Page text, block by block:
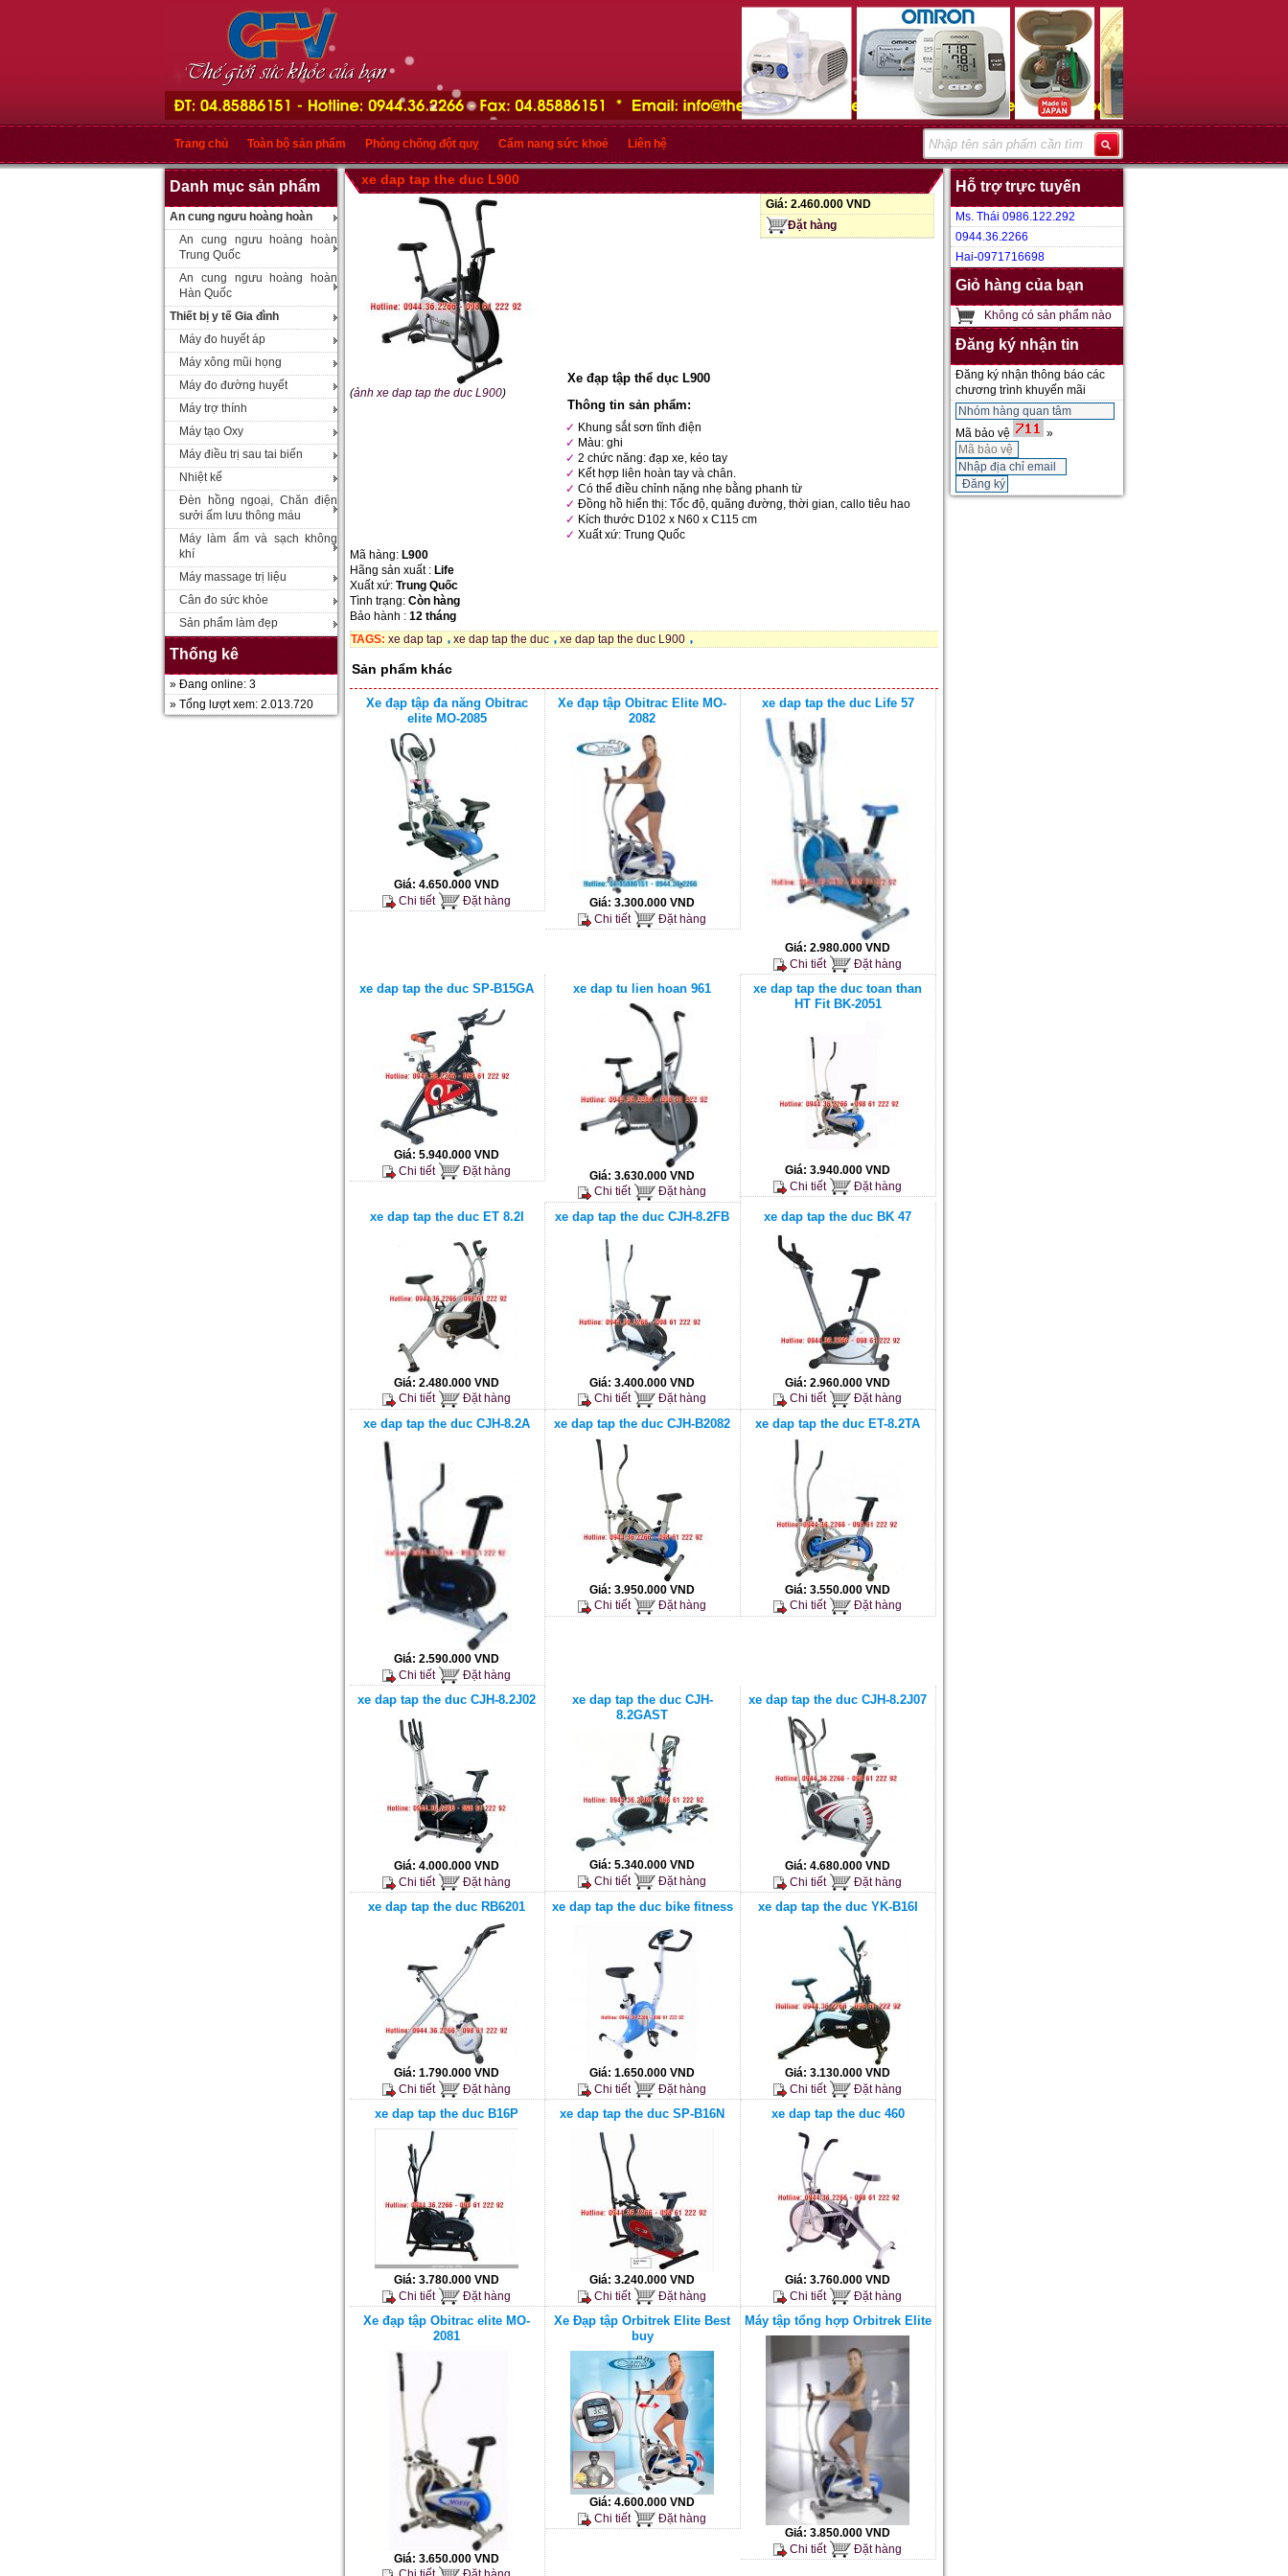
Trang chủ Toàn bộ sản phẩm Phòng chống đột quỵ Cẩm nang sức khoẻ Liên hệ
Danh mục sản phẩm
An cung ngưu hoàng hoàn
An cung ngưu hoàng hoàn
Trung Quốc
An cung ngưu hoàng hoàn
Hàn Quốc
Thiết bị y tế Gia đình
Máy đo huyết áp
Máy xông mũi họng
Máy đo đường huyết
Máy trợ thính
Máy tạo Oxy
Máy điều trị sau tai biến
Nhiệt kế
Đèn hồng ngoại, Chăn điện
sưởi ấm lưu thông máu
Máy làm ẩm và sạch không
khí
Máy massage trị liệu
Cân đo sức khỏe
Sản phẩm làm đẹp
Thống kê
» Đang online: 3
» Tổng lượt xem: 2.013.720
xe dap tap the duc L900
(ảnh xe dap tap the duc L900)
Xe đạp tập thể dục L900
Thông tin sản phẩm:
Khung sắt sơn tĩnh điện
Màu: ghi
2 chức năng: đạp xe, kéo tay
Kết hợp liên hoàn tay và chân.
Có thể điều chỉnh nặng nhẹ bằng phanh từ
Đồng hồ hiển thị: Tốc độ, quãng đường, thời gian, callo tiêu hao
Kích thước D102 x N60 x C115 cm
Xuất xứ: Trung Quốc
Giá: 2.460.000 VND
Đặt hàng
Mã hàng: L900
Hãng sản xuất : Life
Xuất xứ: Trung Quốc
Tình trạng: Còn hàng
Bảo hành : 12 tháng
TAGS: xe dap tap xe dap tap the duc xe dap tap the duc L900
Sản phẩm khác
Xe đạp tập đa năng Obitrac
elite MO-2085
Giá: 4.650.000 VND
Chi tiết
Đặt hàng
Xe đạp tập Obitrac Elite MO-
2082
Giá: 3.300.000 VND
Chi tiết
Đặt hàng
xe dap tap the duc Life 57
Giá: 2.980.000 VND
Chi tiết
Đặt hàng
xe dap tap the duc SP-B15GA
Giá: 5.940.000 VND
Chi tiết
Đặt hàng
xe dap tu lien hoan 961
Giá: 3.630.000 VND
Chi tiết
Đặt hàng
xe dap tap the duc toan than
HT Fit BK-2051
Giá: 3.940.000 VND
Chi tiết
Đặt hàng
xe dap tap the duc ET 8.2I
Giá: 2.480.000 VND
Chi tiết
Đặt hàng
xe dap tap the duc CJH-8.2FB
Giá: 3.400.000 VND
Chi tiết
Đặt hàng
xe dap tap the duc BK 47
Giá: 2.960.000 VND
Chi tiết
Đặt hàng
xe dap tap the duc CJH-8.2A
Giá: 2.590.000 VND
Chi tiết
Đặt hàng
xe dap tap the duc CJH-B2082
Giá: 3.950.000 VND
Chi tiết
Đặt hàng
xe dap tap the duc ET-8.2TA
Giá: 3.550.000 VND
Chi tiết
Đặt hàng
xe dap tap the duc CJH-8.2J02
Giá: 4.000.000 VND
Chi tiết
Đặt hàng
xe dap tap the duc CJH-
8.2GAST
Giá: 5.340.000 VND
Chi tiết
Đặt hàng
xe dap tap the duc CJH-8.2J07
Giá: 4.680.000 VND
Chi tiết
Đặt hàng
xe dap tap the duc RB6201
Giá: 1.790.000 VND
Chi tiết
Đặt hàng
xe dap tap the duc bike fitness
Giá: 1.650.000 VND
Chi tiết
Đặt hàng
xe dap tap the duc YK-B16I
Giá: 3.130.000 VND
Chi tiết
Đặt hàng
xe dap tap the duc B16P
Giá: 3.780.000 VND
Chi tiết
Đặt hàng
xe dap tap the duc SP-B16N
Giá: 3.240.000 VND
Chi tiết
Đặt hàng
xe dap tap the duc 460
Giá: 3.760.000 VND
Chi tiết
Đặt hàng
Xe đạp tập Obitrac elite MO-
2081
Giá: 3.650.000 VND
Xe Đạp tập Orbitrek Elite Best
buy
Giá: 4.600.000 VND
Chi tiết
Đặt hàng
Máy tập tổng hợp Orbitrek Elite
Giá: 3.850.000 VND
Chi tiết
Đặt hàng
Hỗ trợ trực tuyến
Ms. Thái 0986.122.292
0944.36.2266
Hai-0971716698
Giỏ hàng của bạn
Không có sản phẩm nào
Đăng ký nhận tin
Đăng ký nhận thông báo các
chương trình khuyến mãi
Mã bảo vệ »